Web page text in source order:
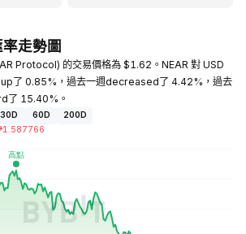
率走勢圖
Protocol) 的交易價格為 $1.62。NEAR 對 USD
up了 0.85%，過去一週decreased了 4.42%，過去
了 15.40%。
30D 60D
200D
1.587766